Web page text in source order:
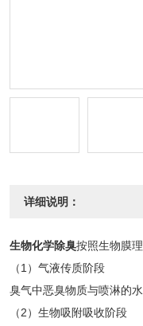
详细说明：
生物化学除臭按照生物膜
（1）气液传质阶段
臭气中恶臭物质与喷淋的
（2）生物吸附吸收阶段